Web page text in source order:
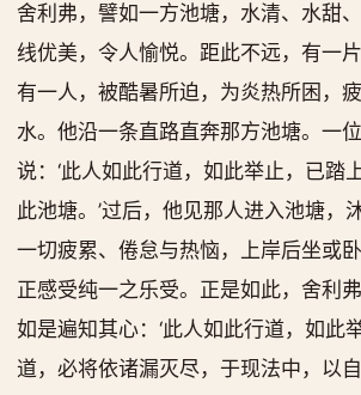
舍利弗，譬如一方池塘，水清、水甜
线优美，令人愉悦。距此不远，有一
有一人，被酷暑所迫，为炎热所困，
水。他沿一条直路直奔那方池塘。一
说：‘此人如此行道，如此举止，已踏
此池塘。’过后，他见那人进入池塘，
一切疲累、倦怠与热恼，上岸后坐或卧
正感受纯一之乐受。正是如此，舍利
如是遍知其心：‘此人如此行道，如此
道，必将依诸漏灭尽，于现法中，以